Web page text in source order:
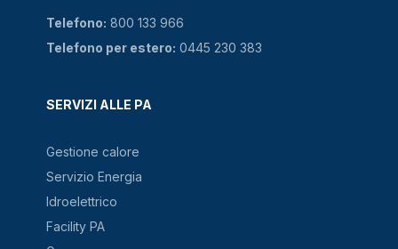
SERVIZI ALLE PA
Gestione calore
Servizio Energia
Idroelettrico
Facility PA
Telefono: 800 133 966
Telefono per estero: 0445 230 383